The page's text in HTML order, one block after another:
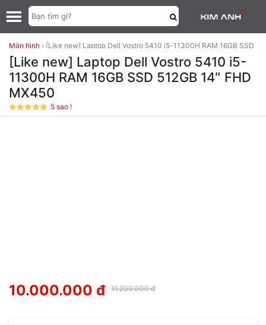
Màn hình › [Like new] Laptop Dell Vostro 5410 i5-11300H RAM 16GB SSD
512GB 14″ FHD MX450
[Like new] Laptop Dell Vostro 5410 i5-
11300H RAM 16GB SSD 512GB 14″ FHD
MX450
Được xếp
5 sao !
11.200.000 đ
10.000.000 đ